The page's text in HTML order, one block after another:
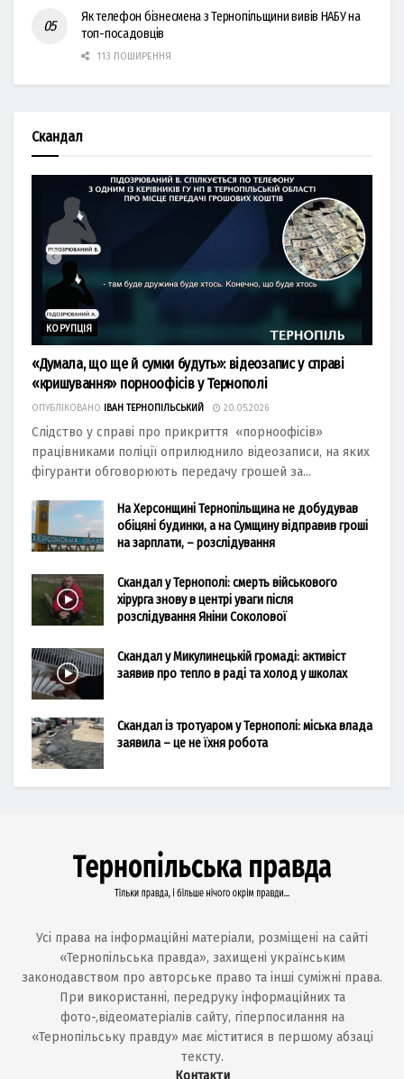
Як телефон бізнесмена з Тернопільщини вивів НАБУ на
топ-посадовців
113 ПОШИРЕННЯ
Скандал
КОРУПЦІЯ
«Думала, що ще й сумки будуть»: відеозапис у справі
«кришування» порноофісів у Тернополі
ОПУБЛІКОВАНО ІВАН ТЕРНОПІЛЬСЬКИЙ 20.05.2026
Слідство у справі про прикриття «порноофісів»
працівниками поліції оприлюднило відеозаписи, на яких
фігуранти обговорюють передачу грошей за...
На Херсонщині Тернопільщина не добудував
обіцяні будинки, а на Сумщину відправив гроші
на зарплати, – розслідування
Скандал у Тернополі: смерть військового
хірурга знову в центрі уваги після
розслідування Яніни Соколової
Скандал у Микулинецькій громаді: активіст
заявив про тепло в раді та холод у школах
Скандал із тротуаром у Тернополі: міська влада
заявила – це не їхня робота
Усі права на інформаційні матеріали, розміщені на сайті
«Тернопільська правда», захищені українським
законодавством про авторське право та інші суміжні права.
При використанні, передруку інформаційних та
фото-,відеоматеріалів сайту, гіперпосилання на
«Тернопільську правду» має міститися в першому абзаці
тексту.